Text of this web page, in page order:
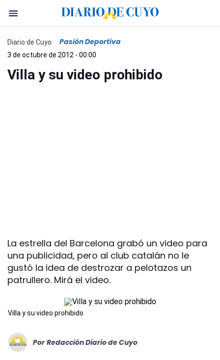
Diario de Cuyo Pasión Deportiva
3 de octubre de 2012 - 00:00
Villa y su video prohibido
La estrella del Barcelona grabó un video para
una publicidad, pero al club catalán no le
gustó la idea de destrozar a pelotazos un
patrullero. Mirá el video.
Villa y su video prohibido
Por Redacción Diario de Cuyo